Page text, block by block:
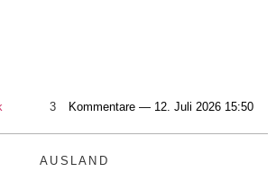
3 Kommentare — 12. Juli 2026 15:50
AUSLAND